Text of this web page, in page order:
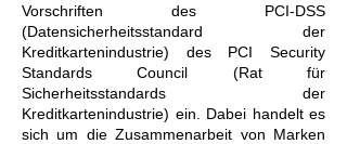
Vorschriften des PCI-DSS
(Datensicherheitsstandard der
Kreditkartenindustrie) des PCI Security
Standards Council (Rat für
Sicherheitsstandards der
Kreditkartenindustrie) ein. Dabei handelt es
sich um die Zusammenarbeit von Marken